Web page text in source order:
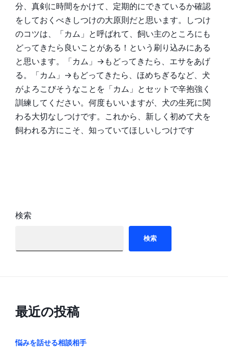
分、真剣に時間をかけて、定期的にできているか確認
をしておくべきしつけの大原則だと思います。しつけ
のコツは、「カム」と呼ばれて、飼い主のところにも
どってきたら良いことがある！という刷り込みにある
と思います。「カム」→もどってきたら、エサをあげ
る。「カム」→もどってきたら、ほめちぎるなど、犬
がよろこびそうなことを「カム」とセットで辛抱強く
訓練してください。何度もいいますが、犬の生死に関
わる大切なしつけです。これから、新しく初めて犬を
飼われる方にこそ、知っていてほしいしつけです
検索
検索
最近の投稿
悩みを話せる相談相手